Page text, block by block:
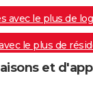
avec le plus de
le plus de
et